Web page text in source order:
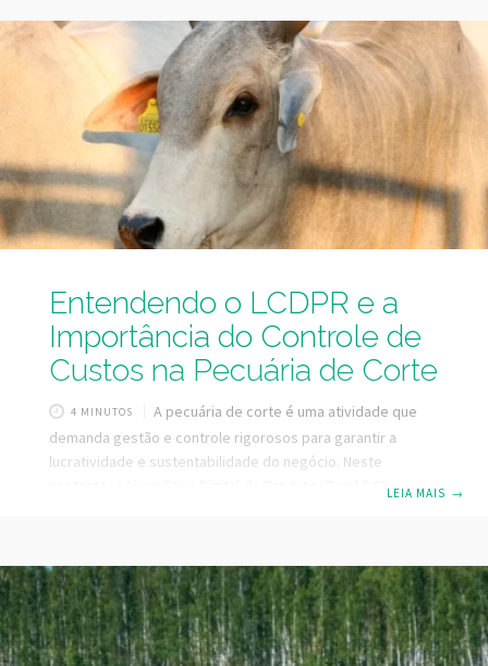
202 milhões de cabeças (Fonte: ABIEC 2023), temos
condições de produzir muito mais, sem nenhuma
necessidade de expandir a área usada pela pecuária.
Porém, para que isso aconteça
Entendendo o LCDPR e a
Importância do Controle de
Custos na Pecuária de Corte
4 MINUTOS
A pecuária de corte é uma atividade que
demanda gestão e controle rigorosos para garantir a
lucratividade e sustentabilidade do negócio. Neste
contexto, o Livro Caixa Digital do Produtor Rural (LCDPR) e o
uma obrigação fiscal introduzida pela Receita Federal do
Brasil, destinada aos produtores rurais que operam como
pessoa física. O objetivo é
LEIA MAIS →